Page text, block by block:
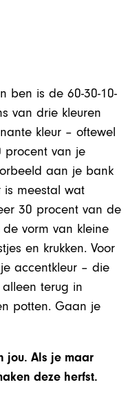
ben is de 60-30-10-
van drie kleuren
kleur – oftewel
procent van je
aan je bank
is meestal wat
30 procent van de
vorm van kleine
en krukken. Voor
accentkleur – die
terug in
potten. Gaan je
jou. Als je maar
deze herfst.